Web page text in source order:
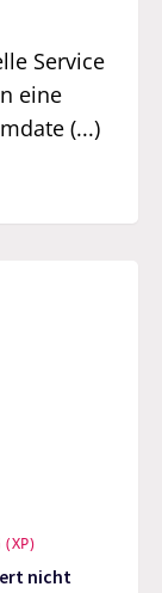
Service
eine
(...)
(XP)
nicht